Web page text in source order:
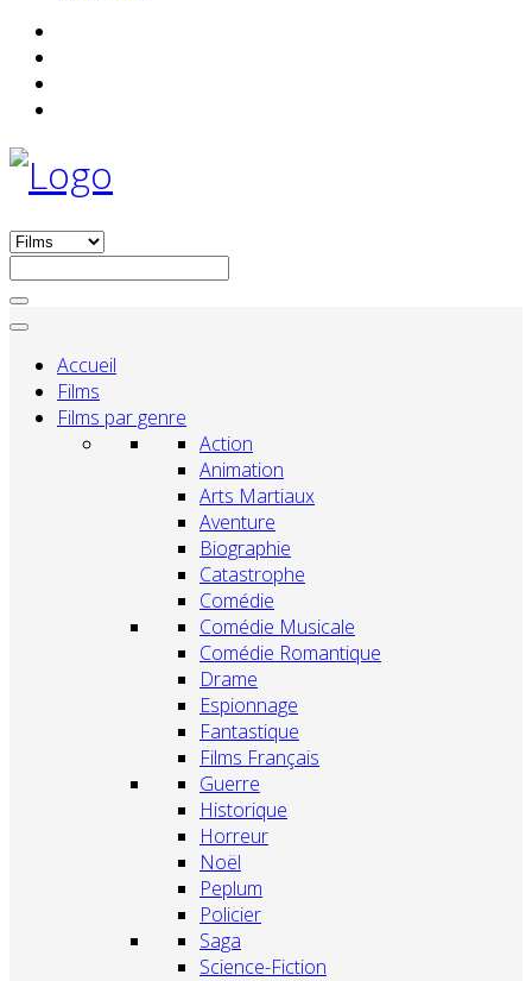
Accueil
Films
Films par genre
Action
Animation
Arts Martiaux
Aventure
Biographie
Catastrophe
Comédie
Comédie Musicale
Comédie Romantique
Drame
Espionnage
Fantastique
Films Français
Guerre
Historique
Horreur
Noël
Peplum
Policier
Saga
Science-Fiction